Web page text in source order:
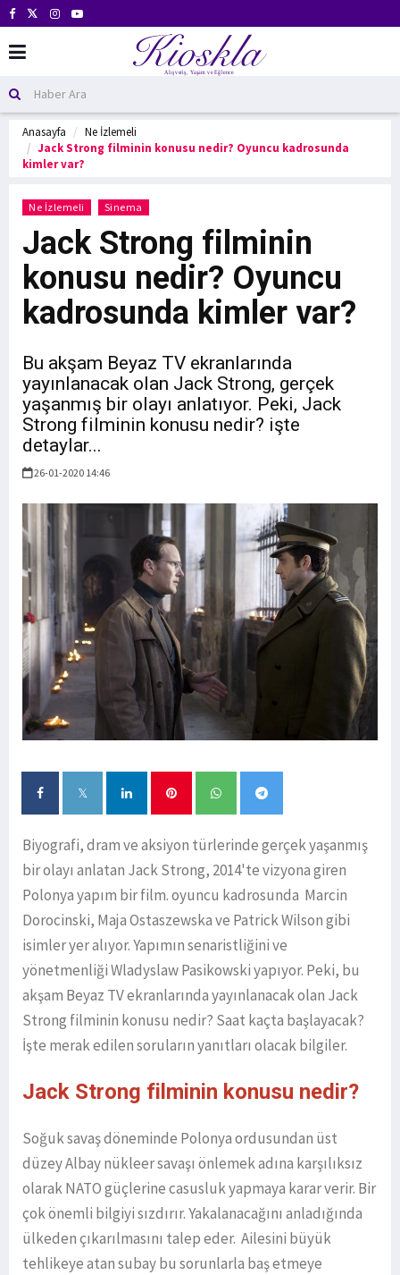
Anasayfa
Ne İzlemeli
Jack Strong filminin konusu nedir? Oyuncu kadrosunda
kimler var?
Ne İzlemeli Sinema
Jack Strong filminin
konusu nedir? Oyuncu
kadrosunda kimler var?
Bu akşam Beyaz TV ekranlarında
yayınlanacak olan Jack Strong, gerçek
yaşanmış bir olayı anlatıyor. Peki, Jack
Strong filminin konusu nedir? işte
detaylar...
26-01-2020 14:46
Biyografi, dram ve aksiyon türlerinde gerçek yaşanmış
bir olayı anlatan Jack Strong, 2014'te vizyona giren
Polonya yapım bir film. oyuncu kadrosunda Marcin
Dorocinski, Maja Ostaszewska ve Patrick Wilson gibi
isimler yer alıyor. Yapımın senaristliğini ve
yönetmenliği Wladyslaw Pasikowski yapıyor. Peki, bu
akşam Beyaz TV ekranlarında yayınlanacak olan Jack
Strong filminin konusu nedir? Saat kaçta başlayacak?
İşte merak edilen soruların yanıtları olacak bilgiler.
Jack Strong filminin konusu nedir?
Soğuk savaş döneminde Polonya ordusundan üst
düzey Albay nükleer savaşı önlemek adına karşılıksız
olarak NATO güçlerine casusluk yapmaya karar verir. Bir
çok önemli bilgiyi sızdırır. Yakalanacağını anladığında
ülkeden çıkarılmasını talep eder. Ailesini büyük
tehlikeye atan subay bu sorunlarla baş etmeye